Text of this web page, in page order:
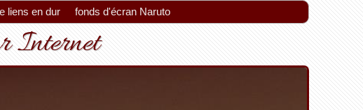
liens en dur fonds d'écran Naruto
Internet